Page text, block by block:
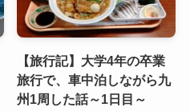
【旅行記】大学4年の卒業
旅行で、車中泊しながら九
州1周した話～1日目～